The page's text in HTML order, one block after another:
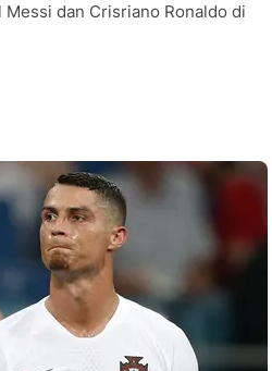
dan Crisriano Ronaldo di